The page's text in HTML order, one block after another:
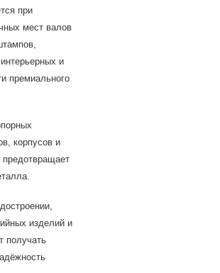
при
мест валов
и
премиального
корпусов и
предотвращает
изделий и
получать